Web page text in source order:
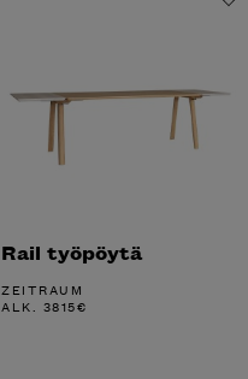
Rail työpöytä
ZEITRAUM
ALK. 3815€